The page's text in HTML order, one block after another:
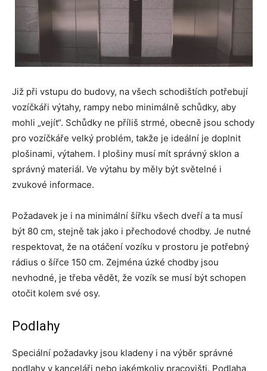
Již při vstupu do budovy, na všech schodištích potřebují
vozíčkáři výtahy, rampy nebo minimálně schůdky, aby
mohli „vejít“. Schůdky ne příliš strmé, obecně jsou schody
pro vozíčkáře velký problém, takže je ideální je doplnit
plošinami, výtahem. I plošiny musí mít správný sklon a
správný materiál. Ve výtahu by měly být světelné i
zvukové informace.
Požadavek je i na minimální šířku všech dveří a ta musí
být 80 cm, stejně tak jako i přechodové chodby. Je nutné
respektovat, že na otáčení vozíku v prostoru je potřebný
rádius o šířce 150 cm. Zejména úzké chodby jsou
nevhodné, je třeba vědět, že vozík se musí být schopen
otočit kolem své osy.
Podlahy
Speciální požadavky jsou kladeny i na výběr správné
podlahy v kanceláři nebo jakémkoliv pracovišti. Podlaha